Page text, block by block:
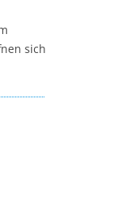
sich